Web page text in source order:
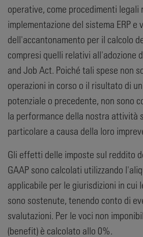
operative, come procedimenti legali
implementazione del sistema ERP e
dell'accantonamento per il calcolo
compresi quelli relativi all'adozione
and Job Act. Poiché tali spese non
operazioni in corso o il risultato di
potenziale o precedente, non sono
la performance della nostra attività
particolare a causa della loro
Gli effetti delle imposte sul reddito
GAAP sono calcolati utilizzando
applicabile per le giurisdizioni in cui
sono sostenute, tenendo conto di
svalutazioni. Per le voci non
(benefit) è calcolato allo 0%.